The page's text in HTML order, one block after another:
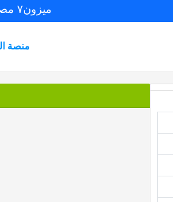
ميزون٧ مصر
منصة